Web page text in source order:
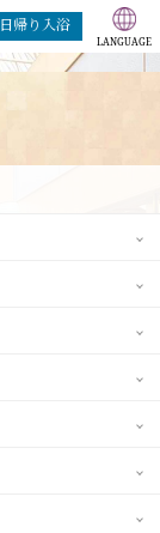
日帰り入浴